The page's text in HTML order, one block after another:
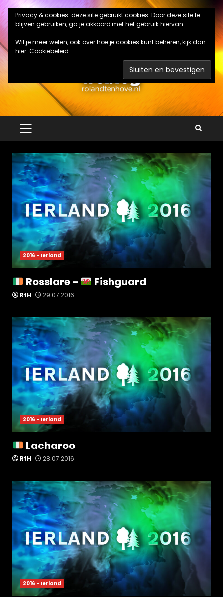
Ga
naar
de
inhoud
PRIMAIR
MENU
2016 - Ierland
Rosslare – Fishguard
RtH 29.07.2016
2016 - Ierland
Lacharoo
RtH 28.07.2016
2016 - Ierland
Privacy & cookies: deze site gebruikt cookies. Door deze site te
blijven gebruiken, ga je akkoord met het gebruik hiervan.
Wil je meer weten, ook over hoe je cookies kunt beheren, kijk dan
hier: Cookiebeleid